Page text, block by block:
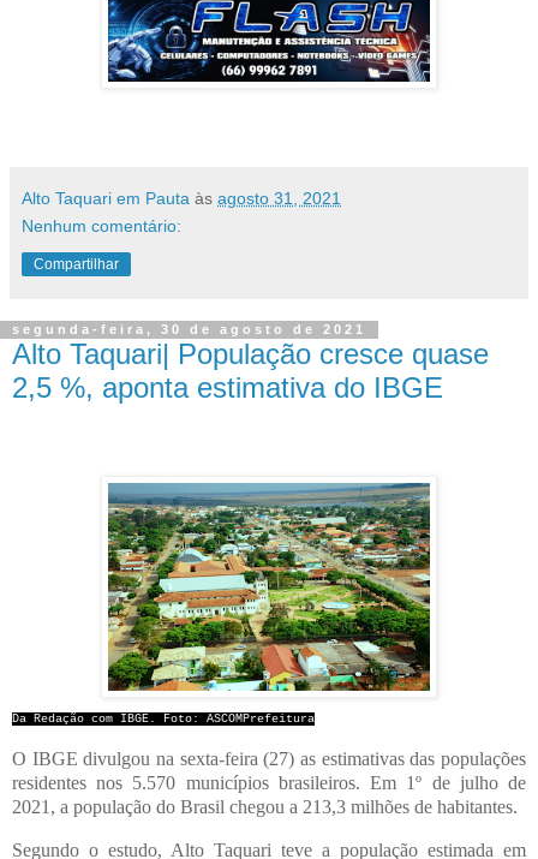
Alto Taquari em Pauta às agosto 31, 2021
Nenhum comentário:
Compartilhar
segunda-feira, 30 de agosto de 2021
Alto Taquari| População cresce quase
2,5 %, aponta estimativa do IBGE
Da Redação com IBGE. Foto: ASCOMPrefeitura
O IBGE divulgou na sexta-feira (27) as estimativas das populações
residentes nos 5.570 municípios brasileiros. Em 1º de julho de
2021, a população do Brasil chegou a 213,3 milhões de habitantes.
Segundo o estudo, Alto Taquari teve a população estimada em